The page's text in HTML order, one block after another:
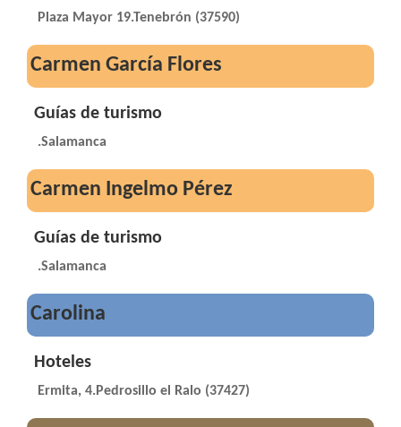
Plaza Mayor 19.Tenebrón (37590)
Carmen García Flores
Guías de turismo
.Salamanca
Carmen Ingelmo Pérez
Guías de turismo
.Salamanca
Carolina
Hoteles
Ermita, 4.Pedrosillo el Ralo (37427)